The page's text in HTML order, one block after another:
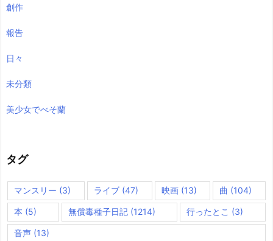
創作
報告
日々
未分類
美少女でべそ蘭
タグ
マンスリー (3) ライブ(47) 映画(13) 曲 (104)
本 (5) 無償毒種子日記(1214) 行ったとこ (3)
音声 (13)